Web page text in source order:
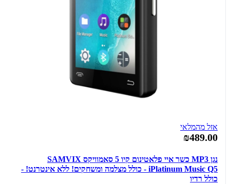
אזל מהמלאי
₪489.00
נגן MP3 כשר איי פלאטינום קיו 5 סאמוויקס SAMVIX
iPlatinum Music Q5 - כולל מצלמה ומשחקים! ללא אינטרנט! -
כולל רדיו